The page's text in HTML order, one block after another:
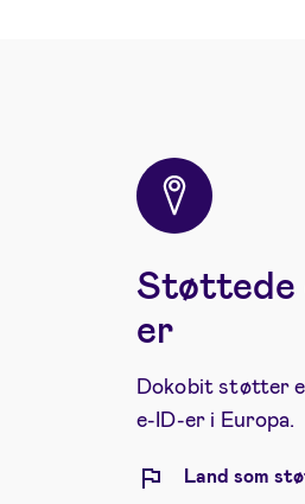
Støttede
er
Dokobit støtter
e-ID-er i Europa.
Land som